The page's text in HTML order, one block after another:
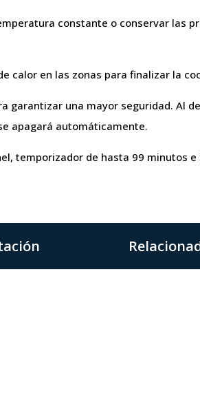
constante o conservar las
calor en las zonas para finalizar la
garantizar una mayor seguridad. Al
apagará automáticamente.
temporizador de hasta 99 minutos